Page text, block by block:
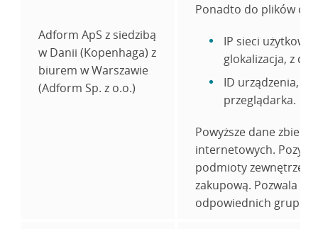
Adform ApS z siedzibą
w Danii (Kopenhaga) z
biurem w Warszawie
(Adform Sp. z o.o.)
Ponadto do plików
IP sieci
glokalizacja, z
ID urządzenia,
przeglądarka.
Powyższe dane
internetowych.
podmioty zewnętrze
zakupową. Pozwala
odpowiednich grup